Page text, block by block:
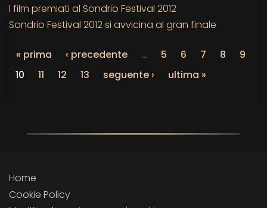
I film premiati al Sondrio Festival 2012
Sondrio Festival 2012 si avvicina al gran finale
« prima ‹ precedente … 5 6 7 8
9
10
11 12 13 seguente › ultima »
Home
Cookie Policy